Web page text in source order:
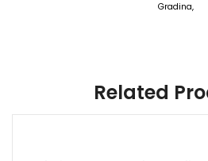
Gradina,
Related